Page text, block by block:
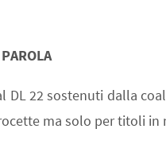
22 sostenuti dalla
ma solo per titoli